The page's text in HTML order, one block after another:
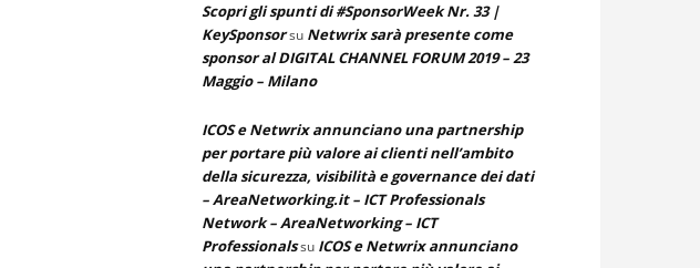
Scopri gli spunti di #SponsorWeek Nr. 33 |
KeySponsorsu Netwrix sarà presente come
sponsor al DIGITAL CHANNEL FORUM 2019 – 23
Maggio – Milano
ICOS e Netwrix annunciano una partnership
per portare più valore ai clienti nell’ambito
della sicurezza, visibilità e governance dei dati
– AreaNetworking.it – ICT Professionals
Network – AreaNetworking – ICT
Professionalssu ICOS e Netwrix annunciano